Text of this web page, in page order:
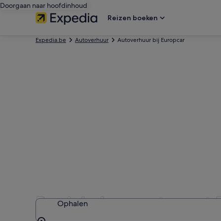
Doorgaan naar hoofdinhoud
Reizen boeken
Expedia.be Autoverhuur Autoverhuur bij Europcar
Boek je huurauto met
Ophalen